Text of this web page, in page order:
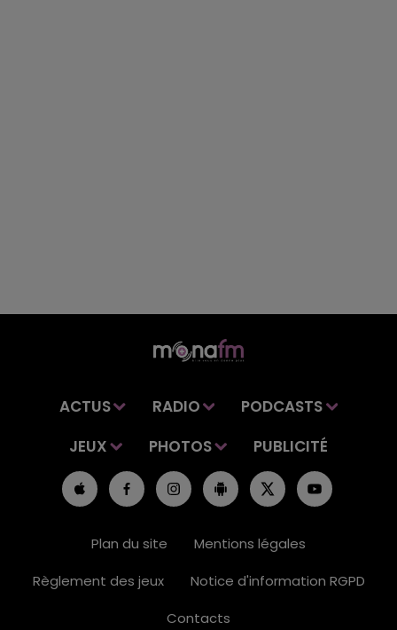
ACTUS RADIO
PODCASTS
JEUX
PHOTOS PUBLICITÉ
Plan du site
Mentions légales
Règlement des jeux
Notice d'information RGPD
Contacts